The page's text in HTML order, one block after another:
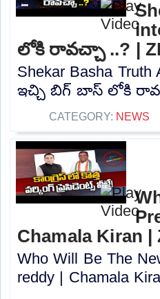
లోకి రావచ్చా ..? |
Shekar Basha Truth
ఇచ్చి బిగ్ బాస్ లోకి
CATEGORY: NEWS
Chamala Kiran |
Who Will Be The
reddy | Chamala